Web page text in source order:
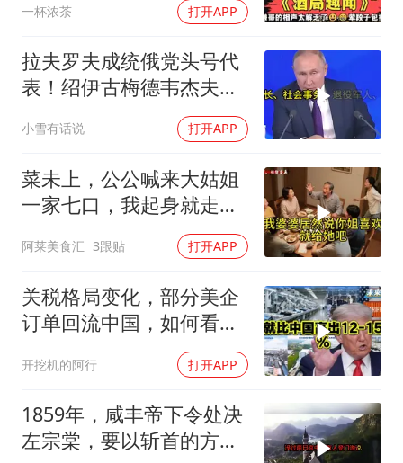
奋力开创中国式现代化建设新局面
一杯浓茶 打开APP
拉夫罗夫成统俄党头号代
表！绍伊古梅德韦杰夫双
双出局，普京这步棋你看
懂了吗
小雪有话说 打开APP
菜未上，公公喊来大姑姐
一家七口，我起身就走，
他怒喊：一万三谁付？
阿莱美食汇 3跟贴 打开APP
关税格局变化，部分美企
订单回流中国，如何看待
特朗普关税政策得失。来
听听
开挖机的阿行 打开APP
1859年，咸丰帝下令处决
左宗棠，要以斩首的方式